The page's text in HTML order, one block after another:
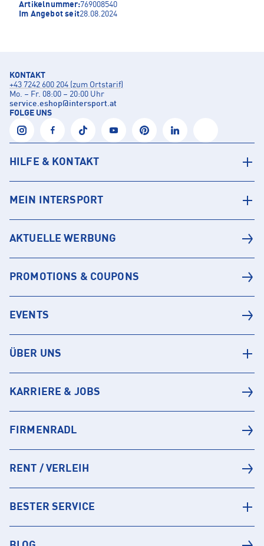
Artikelnummer:769008540
Im Angebot seit28.08.2024
KONTAKT
+43 7242 600 204 (zum Ortstarif)
Mo. – Fr. 08:00 – 20:00 Uhr
service.eshop@intersport.at
FOLGE UNS
HILFE & KONTAKT
MEIN INTERSPORT
AKTUELLE WERBUNG
PROMOTIONS & COUPONS
EVENTS
ÜBER UNS
KARRIERE & JOBS
FIRMENRADL
RENT / VERLEIH
BESTER SERVICE